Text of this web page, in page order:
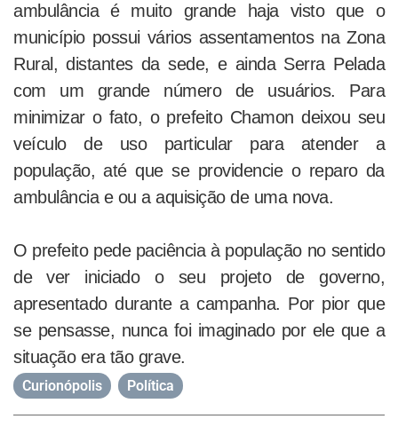
ambulância é muito grande haja visto que o
município possui vários assentamentos na Zona
Rural, distantes da sede, e ainda Serra Pelada
com um grande número de usuários. Para
minimizar o fato, o prefeito Chamon deixou seu
veículo de uso particular para atender a
população, até que se providencie o reparo da
ambulância e ou a aquisição de uma nova.
O prefeito pede paciência à população no sentido
de ver iniciado o seu projeto de governo,
apresentado durante a campanha. Por pior que
se pensasse, nunca foi imaginado por ele que a
situação era tão grave.
Curionópolis Política